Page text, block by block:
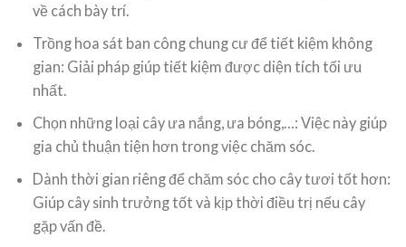
về cách bày trí.
Trồng hoa sát ban công chung cư để tiết kiệm không
gian: Giải pháp giúp tiết kiệm được diện tích tối ưu
nhất.
Chọn những loại cây ưa nắng, ưa bóng,…: Việc này giúp
gia chủ thuận tiện hơn trong việc chăm sóc.
Dành thời gian riêng để chăm sóc cho cây tươi tốt hơn:
Giúp cây sinh trưởng tốt và kịp thời điều trị nếu cây
gặp vấn đề.